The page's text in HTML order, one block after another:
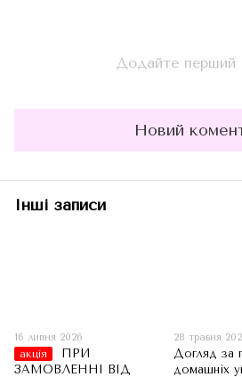
Додайте перший
Новий
Інші записи
16 липня 2026
акція
ПРИ
ЗАМОВЛЕННІ ВІД
28 травня
Догляд за
домашніх